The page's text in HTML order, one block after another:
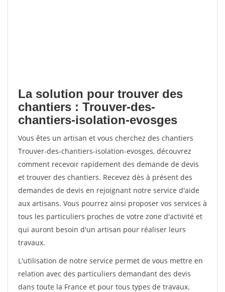
La solution pour trouver des
chantiers : Trouver-des-
chantiers-isolation-evosges
Vous êtes un artisan et vous cherchez des chantiers
Trouver-des-chantiers-isolation-evosges, découvrez
comment recevoir rapidement des demande de devis
et trouver des chantiers. Recevez dès à présent des
demandes de devis en rejoignant notre service d'aide
aux artisans. Vous pourrez ainsi proposer vos services à
tous les particuliers proches de votre zone d'activité et
qui auront besoin d'un artisan pour réaliser leurs
travaux.
L'utilisation de notre service permet de vous mettre en
relation avec des particuliers demandant des devis
dans toute la France et pour tous types de travaux.